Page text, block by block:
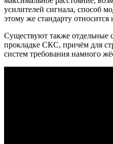
усилителей сигнала, способ
этому же стандарту относится
Существуют также
прокладке СКС, причём для
систем требования намного